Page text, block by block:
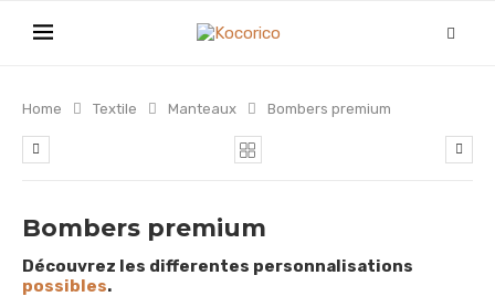
Home Textile Manteaux Bombers premium
Bombers premium
Découvrez les differentes personnalisations
possibles.